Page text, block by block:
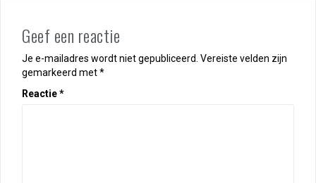
Geef een reactie
Je e-mailadres wordt niet gepubliceerd. Vereiste velden zijn
gemarkeerd met*
Reactie*